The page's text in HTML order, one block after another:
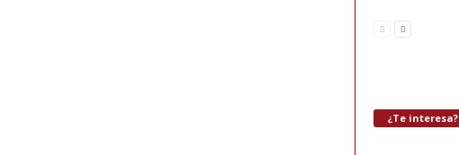
¿Te interesa?